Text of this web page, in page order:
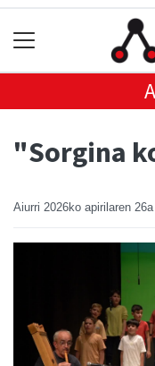
"Sorgina
Aiurri 2026ko apirilaren 26a